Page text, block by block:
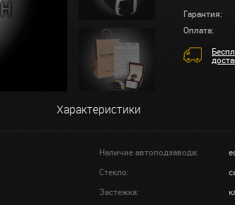
Гарантия:
Оплата:
Характеристики
Наличие автоподзавода:
Стекло:
Застежка: